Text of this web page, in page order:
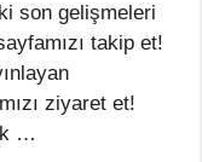
son gelişmeleri
takip et!
ziyaret et!
…